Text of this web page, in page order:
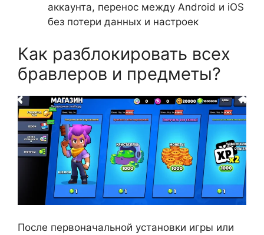
аккаунта, перенос между Android и iOS
без потери данных и настроек
Как разблокировать всех
бравлеров и предметы?
После первоначальной установки игры или